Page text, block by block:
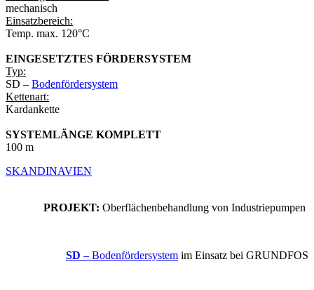
mechanisch
Einsatzbereich:
Temp. max. 120°C
EINGESETZTES FÖRDERSYSTEM
Typ:
SD – Bodenfördersystem
Kettenart:
Kardankette
SYSTEMLÄNGE KOMPLETT
100 m
SKANDINAVIEN
PROJEKT: Oberflächenbehandlung von Industriepumpen
SD – Bodenfördersystem im Einsatz bei GRUNDFOS